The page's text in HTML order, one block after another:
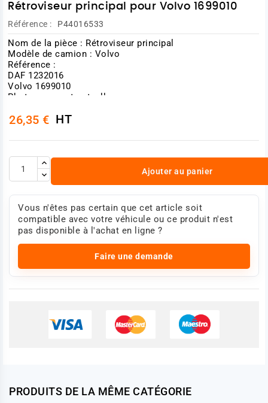
Rétroviseur principal pour Volvo 1699010
Référence : P44016533
Nom de la pièce : Rétroviseur principal
Modèle de camion : Volvo
Référence :
DAF 1232016
Volvo 1699010
Photo non contractuelle
26,35 € HT
Ajouter au panier
Vous n'êtes pas certain que cet article soit
compatible avec votre véhicule ou ce produit n'est
pas disponible à l'achat en ligne ?
Faire une demande
PRODUITS DE LA MÊME CATÉGORIE